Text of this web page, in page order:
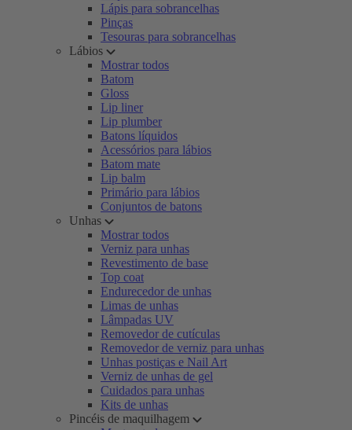
Lápis para sobrancelhas
Pinças
Tesouras para sobrancelhas
Lábios
Mostrar todos
Batom
Gloss
Lip liner
Lip plumber
Batons líquidos
Acessórios para lábios
Batom mate
Lip balm
Primário para lábios
Conjuntos de batons
Unhas
Mostrar todos
Verniz para unhas
Revestimento de base
Top coat
Endurecedor de unhas
Limas de unhas
Lâmpadas UV
Removedor de cutículas
Removedor de verniz para unhas
Unhas postiças e Nail Art
Verniz de unhas de gel
Cuidados para unhas
Kits de unhas
Pincéis de maquilhagem